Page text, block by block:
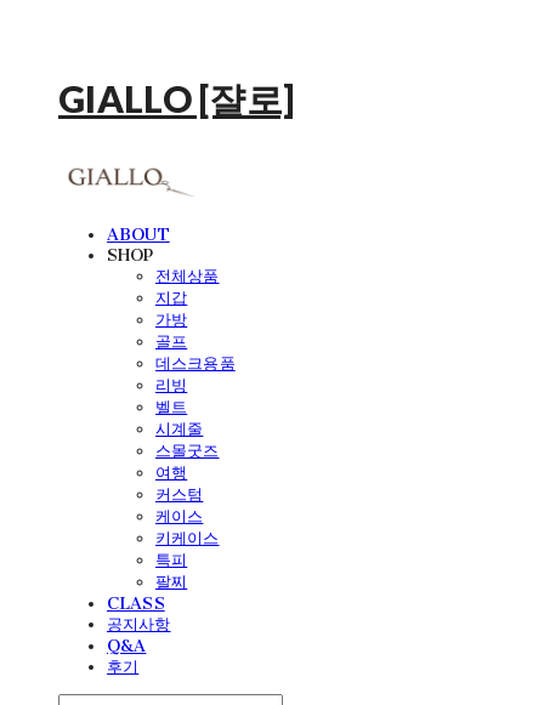
GIALLO [쟐로]
ABOUT
SHOP
전체상품
지갑
가방
골프
데스크용품
리빙
벨트
시계줄
스몰굿즈
여행
커스텀
케이스
키케이스
특피
팔찌
CLASS
공지사항
Q&A
후기